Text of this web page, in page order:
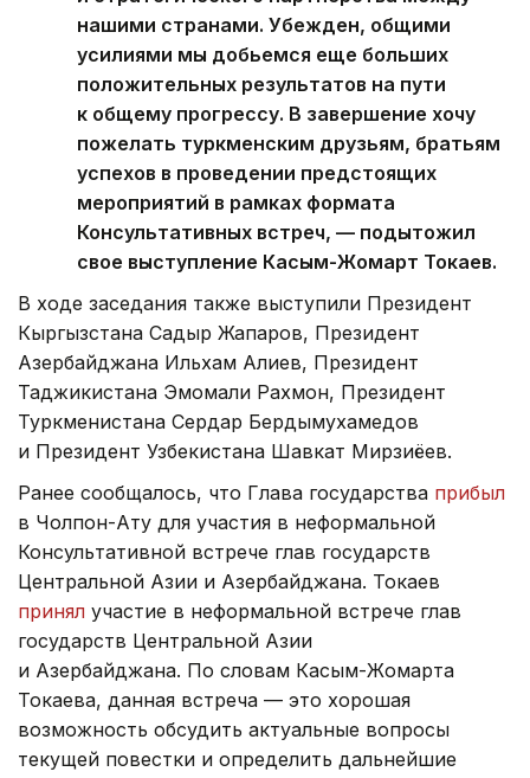
нашими странами. Убежден, общими
усилиями мы добьемся еще больших
положительных результатов на пути
к общему прогрессу. В завершение хочу
пожелать туркменским друзьям, братьям
успехов в проведении предстоящих
мероприятий в рамках формата
Консультативных встреч, — подытожил
свое выступление Касым-Жомарт Токаев.
В ходе заседания также выступили Президент
Кыргызстана Садыр Жапаров, Президент
Азербайджана Ильхам Алиев, Президент
Таджикистана Эмомали Рахмон, Президент
Туркменистана Сердар Бердымухамедов
и Президент Узбекистана Шавкат Мирзиёев.
Ранее сообщалось, что Глава государства прибыл
в Чолпон-Ату для участия в неформальной
Консультативной встрече глав государств
Центральной Азии и Азербайджана. Токаев
принял участие в неформальной встрече глав
государств Центральной Азии
и Азербайджана. По словам Касым-Жомарта
Токаева, данная встреча — это хорошая
возможность обсудить актуальные вопросы
текущей повестки и определить дальнейшие